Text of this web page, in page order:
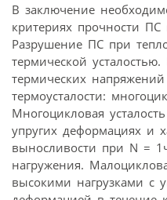
В заключение
критериях прочности ПС
Разрушение ПС при
термической
термических
термоусталости:
Многоцикловая
упругих деформациях и
выносливости при N =
нагружения.
высокими нагрузками с